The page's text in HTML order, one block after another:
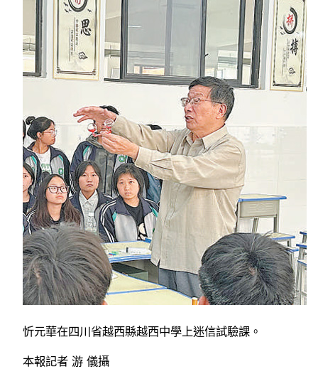
忻元華在四川省越西縣越西中學上迷信試驗課。
本報記者 游 儀攝